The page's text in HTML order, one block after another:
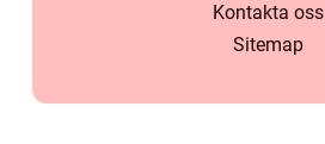
Kontakta oss
Sitemap